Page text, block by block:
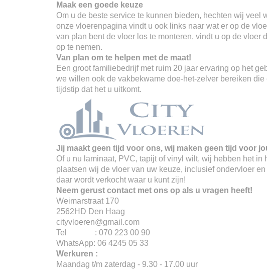
Maak een goede keuze
Om u de beste service te kunnen bieden, hechten wij veel
onze vloerenpagina vindt u ook links naar wat er op de
van plan bent de vloer los te monteren, vindt u op de vloer
op te nemen.
Van plan om te helpen met de maat!
Een groot familiebedrijf met ruim 20 jaar ervaring op het
we willen ook de vakbekwame doe-het-zelver bereiken
tijdstip dat het u uitkomt.
Jij maakt geen tijd voor ons, wij maken geen tijd voor
Of u nu laminaat, PVC, tapijt of vinyl wilt, wij hebben het
plaatsen wij de vloer van uw keuze, inclusief ondervloer
daar wordt verkocht waar u kunt zijn!
Neem gerust contact met ons op als u vragen heeft!
Weimarstraat 170
2562HD Den Haag
cityvloeren@gmail.com
Tel : 070 223 00 90
WhatsApp: 06 4245 05 33
Werkuren :
Maandag t/m zaterdag - 9.30 - 17.00 uur